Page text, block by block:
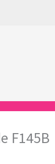
F145B